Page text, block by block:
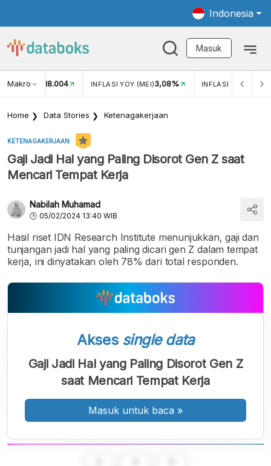
Indonesia
Masuk
Makro
USD/IDR 18.004 INFLASI YOY (MEI)3,08% INFLASI MOM (MEI)
Home Data Stories Ketenagakerjaan
KETENAGAKERJAAN
Gaji Jadi Hal yang Paling Disorot Gen Z saat
Mencari Tempat Kerja
Nabilah Muhamad
05/02/2024 13:40 WIB
Hasil riset IDN Research Institute menunjukkan, gaji dan
tunjangan jadi hal yang paling dicari gen Z dalam tempat
kerja, ini dinyatakan oleh 78% dari total responden.
Akses single data
Gaji Jadi Hal yang Paling Disorot Gen Z
saat Mencari Tempat Kerja
Masuk untuk baca »